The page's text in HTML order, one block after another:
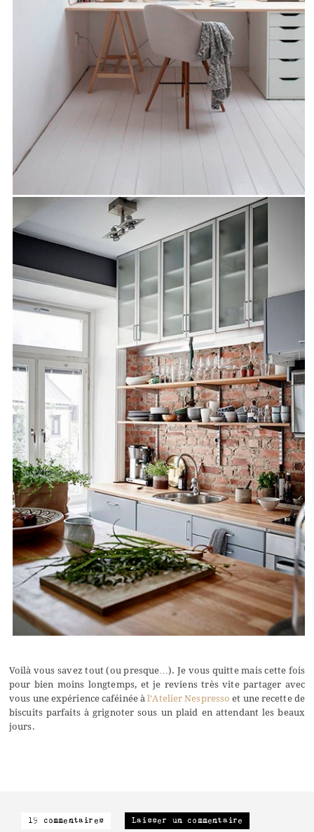
Voilà vous savez tout (ou presque…). Je vous quitte mais cette fois
pour bien moins longtemps, et je reviens très vite partager avec
vous une expérience caféinée àl’Atelier Nespressoet une recette de
biscuits parfaits à grignoter sous un plaid en attendant les beaux
jours.
19 commentaires Laisser un commentaire